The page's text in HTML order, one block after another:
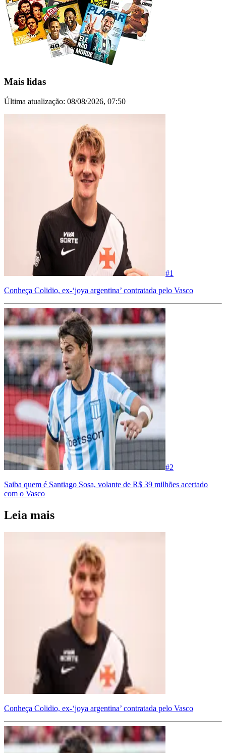
Mais lidas
Última atualização: 08/08/2026, 07:50
#1
Conheça Colidio, ex-‘joya argentina’ contratada pelo Vasco
#2
Saiba quem é Santiago Sosa, volante de R$ 39 milhões acertado
com o Vasco
Leia mais
Conheça Colidio, ex-‘joya argentina’ contratada pelo Vasco